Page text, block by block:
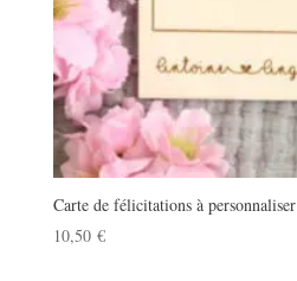
Carte de félicitations à personnaliser
10,50 €